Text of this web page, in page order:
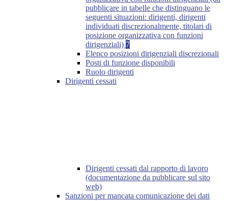
pubblicare in tabelle che distinguano le
seguenti situazioni: dirigenti, dirigenti
individuati discrezionalmente, titolari di
posizione organizzativa con funzioni
dirigenziali) 7
Elenco posizioni dirigenziali discrezionali
Posti di funzione disponibili
Ruolo dirigenti
Dirigenti cessati
Dirigenti cessati dal rapporto di lavoro
(documentazione da pubblicare sul sito
web)
Sanzioni per mancata comunicazione dei dati